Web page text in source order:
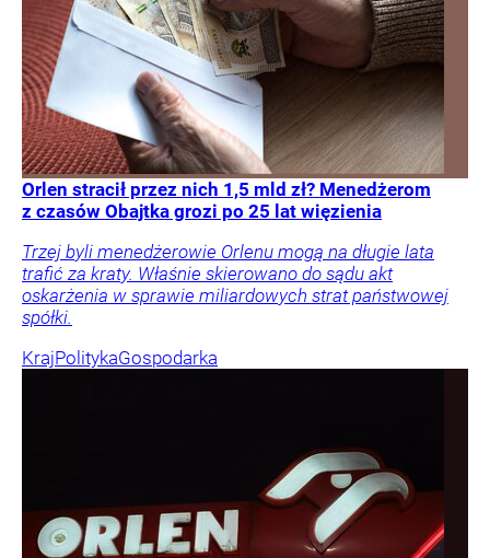
Orlen stracił przez nich 1,5 mld zł? Menedżerom
z czasów Obajtka grozi po 25 lat więzienia
Trzej byli menedżerowie Orlenu mogą na długie lata
trafić za kraty. Właśnie skierowano do sądu akt
oskarżenia w sprawie miliardowych strat państwowej
spółki.
KrajPolitykaGospodarka